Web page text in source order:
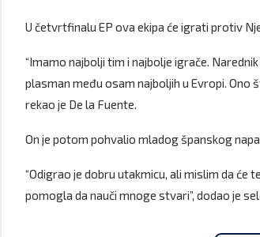
U četvrtfinalu EP ova ekipa će igrati protiv
“Imamo najbolji tim i najbolje igrače.
plasman među osam najboljih u Evropi.
rekao je De la Fuente.
On je potom pohvalio mladog španskog
“Odigrao je dobru utakmicu, ali mislim da će
pomogla da nauči mnoge stvari”, dodao je